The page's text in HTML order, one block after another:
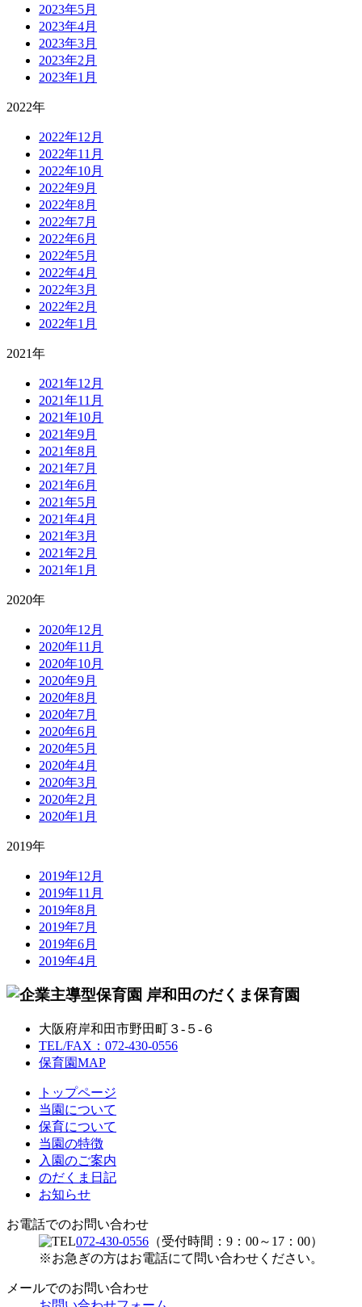
2023年5月
2023年4月
2023年3月
2023年2月
2023年1月
2022年
2022年12月
2022年11月
2022年10月
2022年9月
2022年8月
2022年7月
2022年6月
2022年5月
2022年4月
2022年3月
2022年2月
2022年1月
2021年
2021年12月
2021年11月
2021年10月
2021年9月
2021年8月
2021年7月
2021年6月
2021年5月
2021年4月
2021年3月
2021年2月
2021年1月
2020年
2020年12月
2020年11月
2020年10月
2020年9月
2020年8月
2020年7月
2020年6月
2020年5月
2020年4月
2020年3月
2020年2月
2020年1月
2019年
2019年12月
2019年11月
2019年8月
2019年7月
2019年6月
2019年4月
大阪府岸和田市野田町３-５-６
TEL/FAX：072-430-0556
保育園MAP
トップページ
当園について
保育について
当園の特徴
入園のご案内
のだくま日記
お知らせ
お電話でのお問い合わせ
072-430-0556 （受付時間：9：00～17：00）
※お急ぎの方はお電話にて問い合わせください。
メールでのお問い合わせ